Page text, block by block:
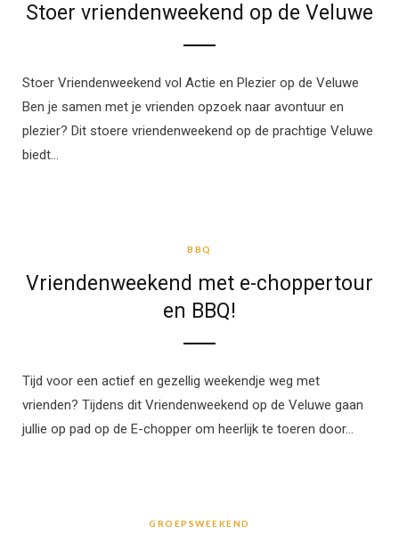
Stoer vriendenweekend op de Veluwe
Stoer Vriendenweekend vol Actie en Plezier op de Veluwe
Ben je samen met je vrienden opzoek naar avontuur en
plezier? Dit stoere vriendenweekend op de prachtige Veluwe
biedt…
BBQ
Vriendenweekend met e-choppertour
en BBQ!
Tijd voor een actief en gezellig weekendje weg met
vrienden? Tijdens dit Vriendenweekend op de Veluwe gaan
jullie op pad op de E-chopper om heerlijk te toeren door…
GROEPSWEEKEND